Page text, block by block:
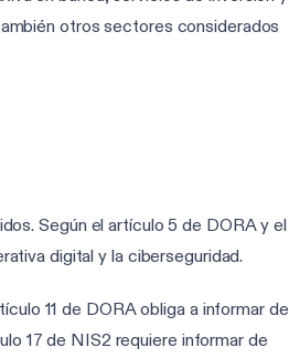
otros sectores considerados
Según el artículo 5 de DORA y el
digital y la ciberseguridad.
11 de DORA obliga a informar de
17 de NIS2 requiere informar de